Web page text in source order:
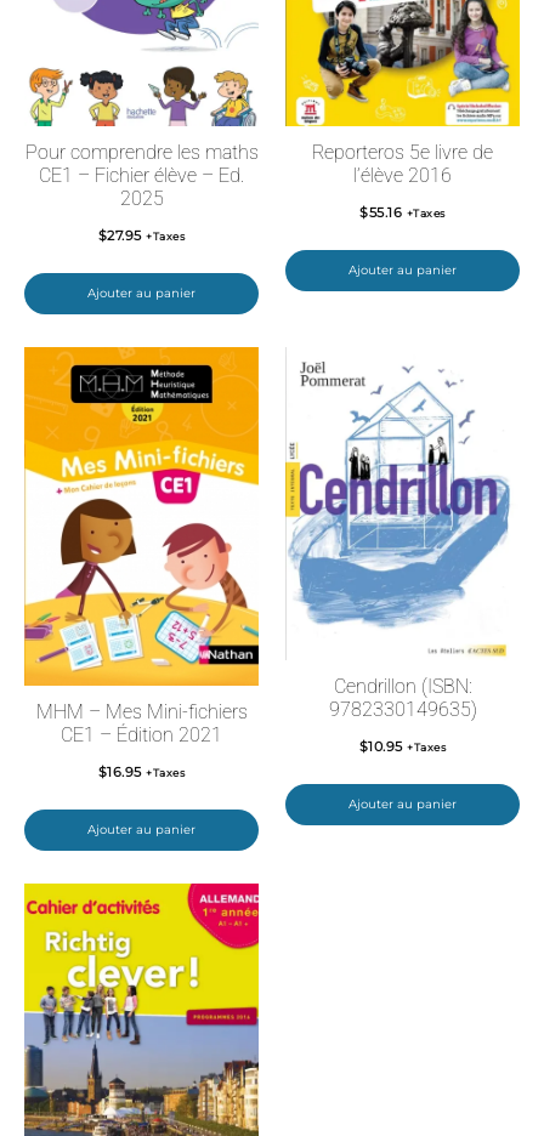
Pour comprendre les maths
CE1 – Fichier élève – Ed.
2025
$27.95 +Taxes
Ajouter au panier
Reporteros 5e livre de
l’élève 2016
$55.16 +Taxes
Ajouter au panier
MHM – Mes Mini-fichiers
CE1 – Édition 2021
$16.95 +Taxes
Ajouter au panier
Cendrillon (ISBN:
9782330149635)
$10.95 +Taxes
Ajouter au panier